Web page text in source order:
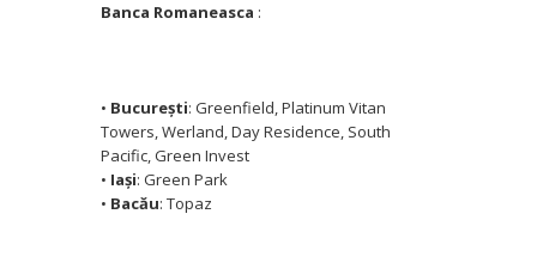
Banca Romaneasca :
• Bucureşti: Greenfield, Platinum Vitan
Towers, Werland, Day Residence, South
Pacific, Green Invest
• Iaşi: Green Park
• Bacău: Topaz